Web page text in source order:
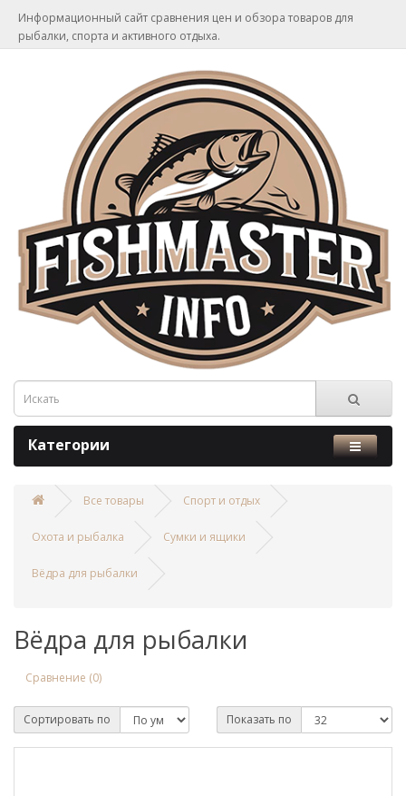
Информационный сайт сравнения цен и обзора товаров для
рыбалки, спорта и активного отдыха.
Категории
Все товары Спорт и отдых
Охота и рыбалка Сумки и ящики
Вёдра для рыбалки
Вёдра для рыбалки
Сравнение (0)
Сортировать по Показать по